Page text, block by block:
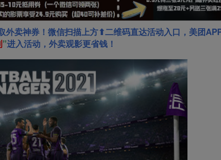
卖神券！微信扫描上方⬆二维码直达活动入口，美团
”进入活动，外卖观影更省钱！